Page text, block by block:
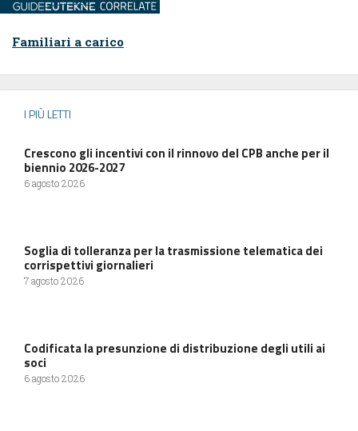
Familiari a carico
I PIÙ LETTI
Crescono gli incentivi con il rinnovo del CPB anche per il
biennio 2026-2027
6 agosto 2026
Soglia di tolleranza per la trasmissione telematica dei
corrispettivi giornalieri
7 agosto 2026
Codificata la presunzione di distribuzione degli utili ai
soci
6 agosto 2026